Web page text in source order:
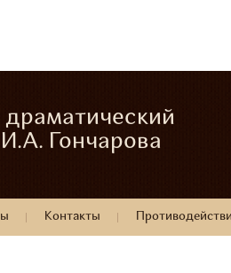
драматический
Гончарова
Контакты